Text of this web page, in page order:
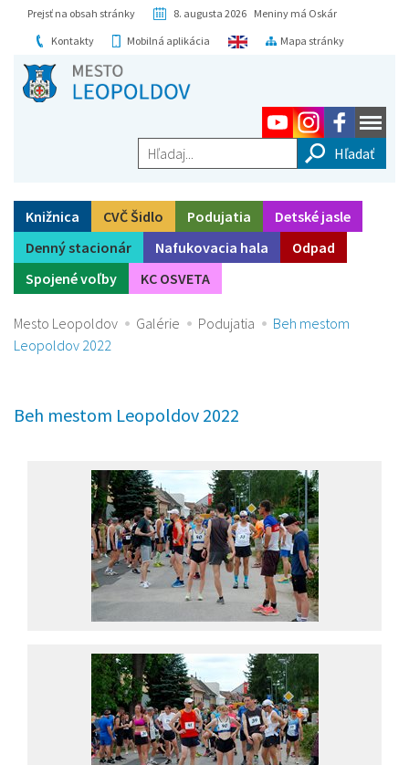
Prejsť na obsah stránky
8. augusta 2026 Meniny má Oskár
Kontakty
Mobilná aplikácia Mapa stránky
Hľadaj...
Knižnica CVČ Šidlo Podujatia
Detské jasle
Denný stacionár
Nafukovacia hala
Odpad
Spojené voľby
KC OSVETA
Mesto Leopoldov Galérie Podujatia
Beh mestom
Leopoldov 2022
Beh mestom Leopoldov 2022